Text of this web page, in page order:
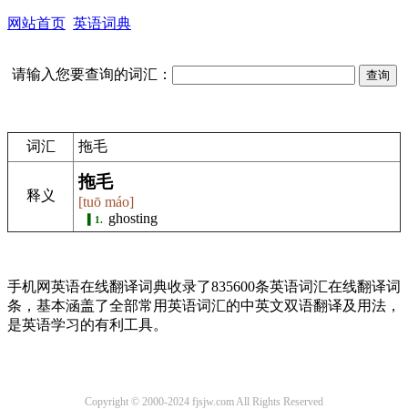
网站首页 英语词典
请输入您要查询的词汇：
词汇 拖毛
释义
拖毛
[tuō máo]
1. ghosting
手机网英语在线翻译词典收录了835600条英语词汇在线翻译词
条，基本涵盖了全部常用英语词汇的中英文双语翻译及用法，
是英语学习的有利工具。
Copyright © 2000-2024 fjsjw.com All Rights Reserved